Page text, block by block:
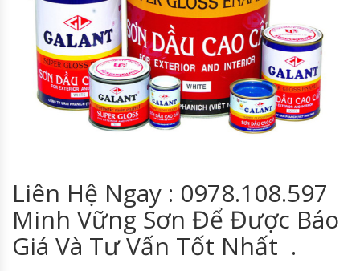
Liên Hệ Ngay : 0978.108.597
Minh Vững Sơn Để Được Báo
Giá Và Tư Vấn Tốt Nhất .